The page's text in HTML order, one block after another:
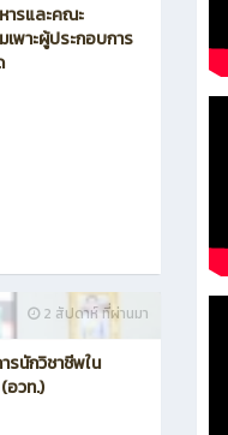
ารและคณะ
พาะผู้ประกอบการ
2 สัปดาห์ ที่ผ่านมา
รนักวิชาชีพใน
อวท.)